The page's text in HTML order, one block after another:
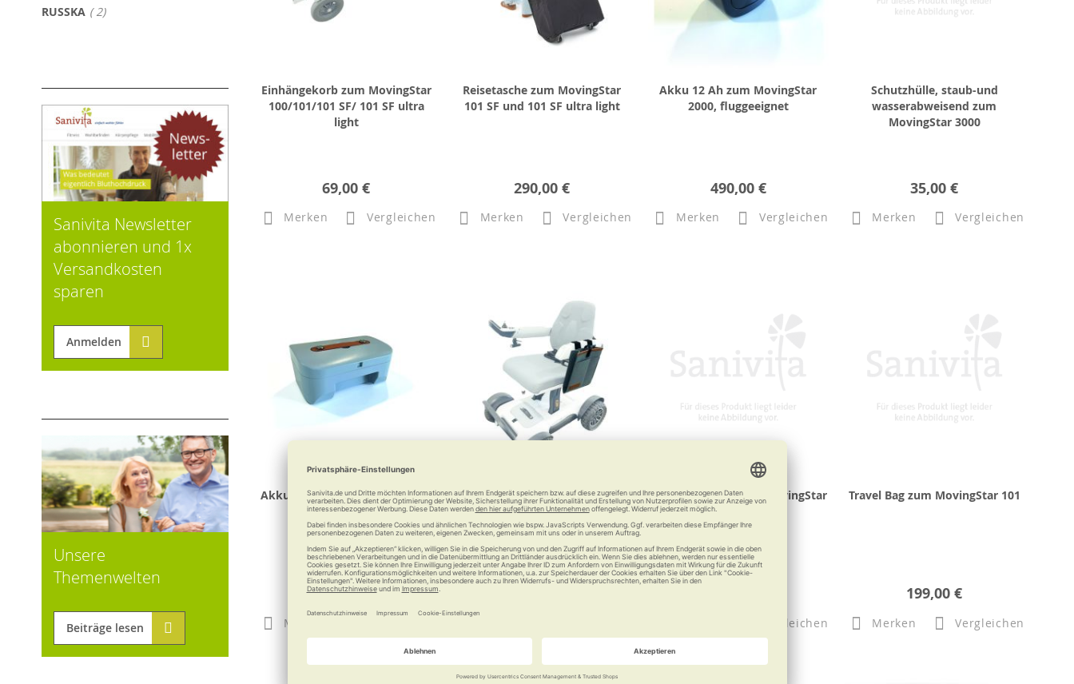
Einhängekorb zum MovingStar
100/101/101 SF/ 101 SF ultra
light
69,00 €
Merken Vergleichen
Reisetasche zum MovingStar
101 SF und 101 SF ultra light
290,00 €
Merken Vergleichen
Akku 12 Ah zum MovingStar
2000, fluggeeignet
490,00 €
Merken Vergleichen
Schutzhülle, staub-und
wasserabweisend zum
MovingStar 3000
35,00 €
Merken Vergleichen
Akku 10 Ah, Flug geeignet zum
MovingStar 3000
490,00 €
Merken
Gepäcktasche passend an die
Armlehne zum MovingStar 3000
Stockhalterung zum MovingStar
102/401/501
Vergleichen
Travel Bag zum MovingStar 101
199,00 €
Merken Vergleichen
RUSSKA 2Artikel
Sanivita Newsletter
abonnieren und 1x
Versandkosten
sparen
Anmelden
Unsere
Themenwelten
Beiträge lesen